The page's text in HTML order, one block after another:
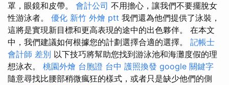
罩，眼鏡和皮帶。 會計公司 不用擔心，讓我們不要擺脫女
性游泳者。 優化 新竹 外燴 ptt 我們還為他們提供了泳裝，
這將是實現新目標和更高表現的途中的出色夥伴。 在本文
中，我們建議如何根據您的計劃選擇合適的選擇。 記帳士
會計師 差別 以下技巧將幫助您找到游泳池和海灘度假的理
想泳衣。 桃園外燴 台胞證 台中 護照換發 google 關鍵字
隨意尋找比腰部稍微瘋狂的樣式，或者只是缺少他們的側